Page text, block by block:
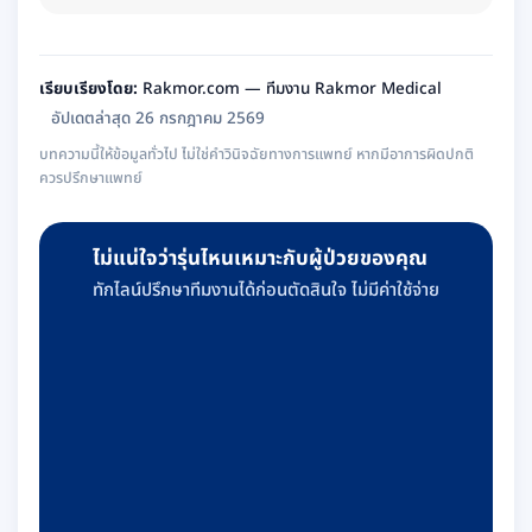
เรียบเรียงโดย: Rakmor.com — ทีมงาน Rakmor Medical
อัปเดตล่าสุด 26 กรกฎาคม 2569
บทความนี้ให้ข้อมูลทั่วไป ไม่ใช่คำวินิจฉัยทางการแพทย์ หากมีอาการผิดปกติ
ควรปรึกษาแพทย์
ไม่แน่ใจว่ารุ่นไหนเหมาะกับผู้ป่วยของคุณ
ทักไลน์ปรึกษาทีมงานได้ก่อนตัดสินใจ ไม่มีค่าใช้จ่าย